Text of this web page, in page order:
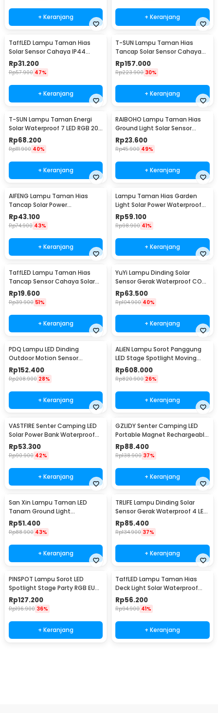
+ Keranjang + Keranjang
TaffLED Lampu Taman Hias
Solar Sensor Cahaya IP44
Warm White 4 PCS - L20
Rp31.200
Rp57.900 47%
+ Keranjang
T-SUN Lampu Taman Hias
Tancap Solar Sensor Cahaya
IP65 Warm White 3W - TS-
G0902
Rp157.000
Rp223.900 30%
+ Keranjang
T-SUN Lampu Taman Energi
Solar Waterproof 7 LED RGB 200
Lumens 1.6W - TS-G0102
Rp68.200
Rp111.900 40%
+ Keranjang
RAIBOHO Lampu Taman Hias
Ground Light Solar Sensor
Waterproof 12/20LED - RB20
Rp23.600
Rp45.900 49%
+ Keranjang
AIFENG Lampu Taman Hias
Tancap Solar Power
Waterproof Cool White -
EM320
Rp43.100
Rp74.900 43%
+ Keranjang
Lampu Taman Hias Garden
Light Solar Power Waterproof
Cool White - EM375
Rp59.100
Rp98.900 41%
+ Keranjang
TaffLED Lampu Taman Hias
Tancap Sensor Cahaya Solar
Power Waterproof - EM300
Rp19.600
Rp39.900 51%
+ Keranjang
YuYi Lampu Dinding Solar
Sensor Gerak Waterproof COB
100LED Cool White - SMT-F100
Rp63.500
Rp104.900 40%
+ Keranjang
PDQ Lampu LED Dinding
Outdoor Motion Sensor
Waterproof Cool White 15W
Inner Light - 3120
Rp152.400
Rp208.900 28%
+ Keranjang
ALiEN Lampu Sorot Panggung
LED Stage Spotlight Moving
Head RGB 10W - DM512
Rp608.000
Rp820.900 26%
+ Keranjang
VASTFIRE Senter Camping LED
Solar Power Bank Waterproof
IP65 - YD-878A
Rp53.300
Rp90.900 42%
+ Keranjang
GZLIDY Senter Camping LED
Portable Magnet Rechargeable
2000 Lumens Big - W599A
Rp88.400
Rp138.900 37%
+ Keranjang
San Xin Lampu Taman LED
Tanam Ground Light
Waterproof 3W Warm White -
SX120
Rp51.400
Rp88.900 43%
+ Keranjang
TRLIFE Lampu Dinding Solar
Sensor Gerak Waterproof 4 LED
Cool White 4W - K7004
Rp85.400
Rp134.900 37%
+ Keranjang
PINSPOT Lampu Sorot LED
Spotlight Stage Party RGB EU
Plug 240V 10W - WRGB
Rp127.200
Rp196.900 36%
+ Keranjang
TaffLED Lampu Taman Hias
Deck Light Solar Waterproof
Warm White 8 PCS - L20
Rp56.200
Rp94.900 41%
+ Keranjang